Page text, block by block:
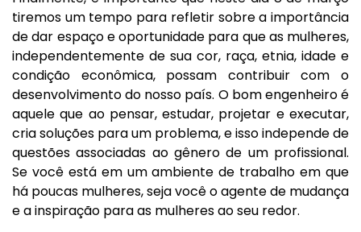
tiremos um tempo para refletir sobre a importância
de dar espaço e oportunidade para que as mulheres,
independentemente de sua cor, raça, etnia, idade e
condição econômica, possam contribuir com o
desenvolvimento do nosso país. O bom engenheiro é
aquele que ao pensar, estudar, projetar e executar,
cria soluções para um problema, e isso independe de
questões associadas ao gênero de um profissional.
Se você está em um ambiente de trabalho em que
há poucas mulheres, seja você o agente de mudança
e a inspiração para as mulheres ao seu redor.